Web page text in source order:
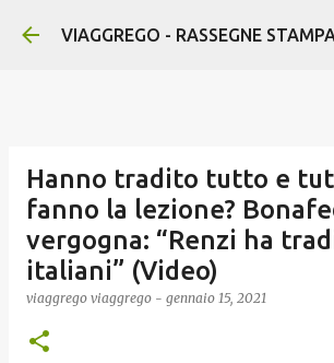
Passa ai contenuti
VIAGGREGO - RASSEGNE
Hanno tradito tutto e
fanno la lezione?
vergogna: “Renzi ha
italiani” (Video)
viaggrego viaggrego - gennaio 15, 2021